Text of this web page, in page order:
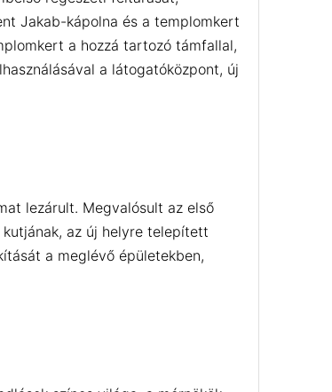
Jakab-kápolna és a templomkert
a hozzá tartozó támfallal,
a látogatóközpont, új
lezárult. Megvalósult az első
az új helyre telepített
a meglévő épületekben,